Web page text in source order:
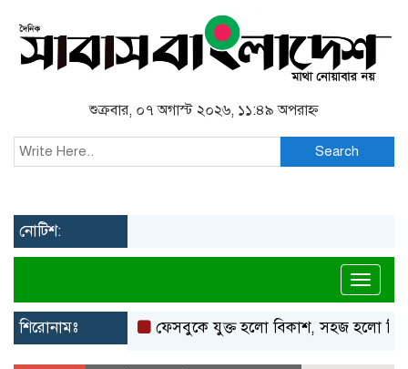
শুক্রবার, ০৭ অগাস্ট ২০২৬, ১১:৪৯ অপরাহ্ন
Search
নোটিশ:
শিরোনামঃ ফেসবুকে যুক্ত হলো বিকাশ, সহজ হলো ডিজিটাল